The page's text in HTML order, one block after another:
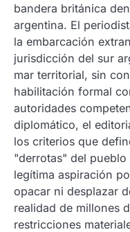
bandera británica
argentina. El
la embarcación
jurisdicción del sur
mar territorial, sin
habilitación formal
autoridades
diplomático, el
los criterios que
"derrotas" del
legítima aspiración
opacar ni desplazar
realidad de millones
restricciones